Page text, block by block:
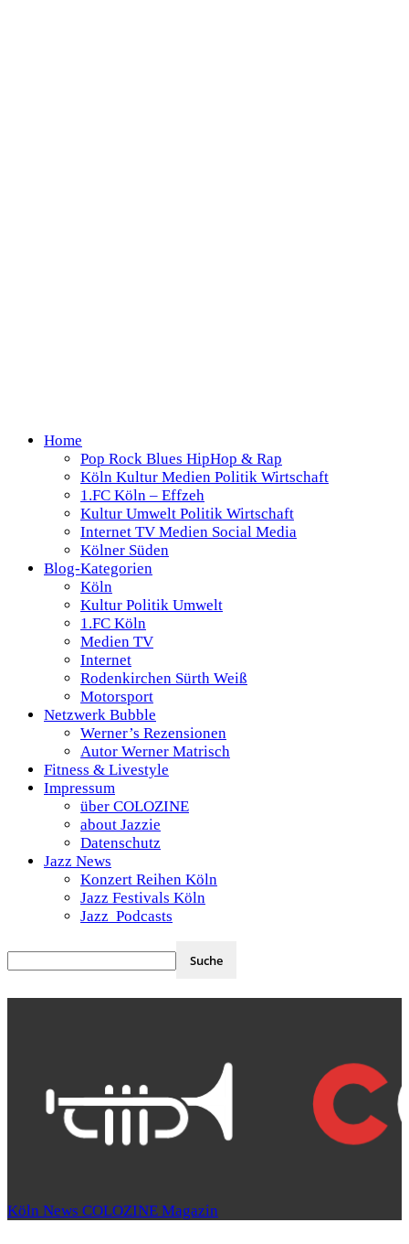
Home
Pop Rock Blues HipHop & Rap
Köln Kultur Medien Politik Wirtschaft
1.FC Köln – Effzeh
Kultur Umwelt Politik Wirtschaft
Internet TV Medien Social Media
Kölner Süden
Blog-Kategorien
Köln
Kultur Politik Umwelt
1.FC Köln
Medien TV
Internet
Rodenkirchen Sürth Weiß
Motorsport
Netzwerk Bubble
Werner’s Rezensionen
Autor Werner Matrisch
Fitness & Livestyle
Impressum
über COLOZINE
about Jazzie
Datenschutz
Jazz News
Konzert Reihen Köln
Jazz Festivals Köln
Jazz Podcasts
Köln News COLOZINE Magazin